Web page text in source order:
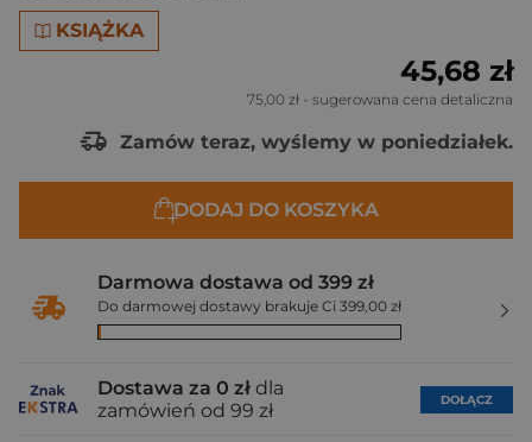
KSIĄŻKA
45,68 zł
75,00 zł - sugerowana cena detaliczna
Zamów teraz, wyślemy w poniedziałek.
DODAJ DO KOSZYKA
Darmowa dostawa od 399 zł
Do darmowej dostawy brakuje Ci 399,00 zł
Dostawa za 0 zł dla
zamówień od 99 zł
DOŁĄCZ